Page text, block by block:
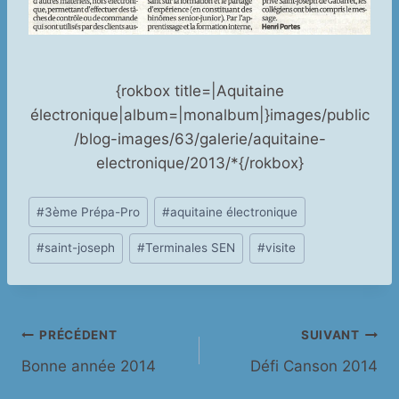
{rokbox title=|Aquitaine
électronique|album=|monalbum|}images/public
/blog-images/63/galerie/aquitaine-
electronique/2013/*{/rokbox}
Étiquettes
de
la
#3ème Prépa-Pro #aquitaine électronique
#saint-joseph #Terminales SEN #visite
Navigation
de
PRÉCÉDENT
Bonne année 2014
SUIVANT
Défi Canson 2014